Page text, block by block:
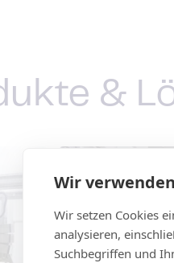
Wir
Wir setzen Cookies
analysieren,
Suchbegriffen und
&